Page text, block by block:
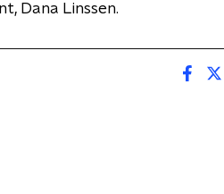
Dana Linssen.